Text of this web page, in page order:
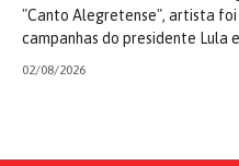
"Canto Alegretense", artista
campanhas do presidente Lula
02/08/2026